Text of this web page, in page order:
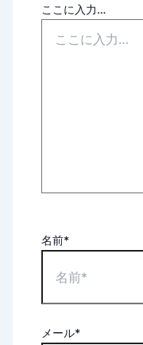
ここに入力…
名前*
メール*